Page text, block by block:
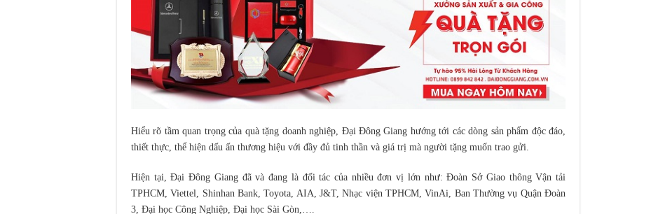
Hiểu rõ tầm quan trọng của quà tặng doanh nghiệp, Đại Đông Giang hướng tới các dòng sản phẩm độc đáo,
thiết thực, thể hiện dấu ấn thương hiệu với đầy đủ tinh thần và giá trị mà người tặng muốn trao gửi.
Hiện tại, Đại Đông Giang đã và đang là đối tác của nhiều đơn vị lớn như:Đoàn Sở Giao thông Vận tải
TPHCM, Viettel, Shinhan Bank, Toyota, AIA, J&T, Nhạc viện TPHCM, VinAi, Ban Thường vụ Quận Đoàn
3, Đại học Công Nghiệp, Đại học Sài Gòn,….